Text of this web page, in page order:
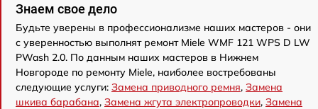
Знаем свое дело
Будьте уверены в профессионализме наших мастеров - они
с уверенностью выполнят ремонт Miele WMF 121 WPS D LW
PWash 2.0. По данным наших мастеров в Нижнем
Новгороде по ремонту Miele, наиболее востребованы
следующие услуги: Замена приводного ремня, Замена
шкива барабана, Замена жгута электропроводки, Замена